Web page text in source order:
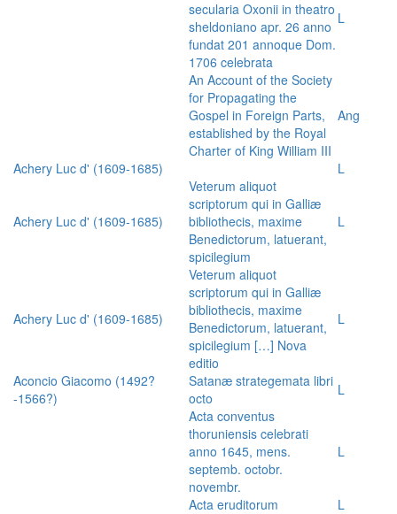
secularia Oxonii in theatro
sheldoniano apr. 26 anno
fundat 201 annoque Dom.
1706 celebrata
L
An Account of the Society
for Propagating the
Gospel in Foreign Parts,
established by the Royal
Charter of King William III
Ang
Achery Luc d' (1609-1685) L
Achery Luc d' (1609-1685)
Veterum aliquot
scriptorum qui in Galliæ
bibliothecis, maxime
Benedictorum, latuerant,
spicilegium
L
Achery Luc d' (1609-1685)
Veterum aliquot
scriptorum qui in Galliæ
bibliothecis, maxime
Benedictorum, latuerant,
spicilegium […] Nova
editio
L
Aconcio Giacomo (1492?
-1566?)
Satanæ strategemata libri
octo
L
Acta conventus
thoruniensis celebrati
anno 1645, mens.
septemb. octobr.
novembr.
L
Acta eruditorum
L